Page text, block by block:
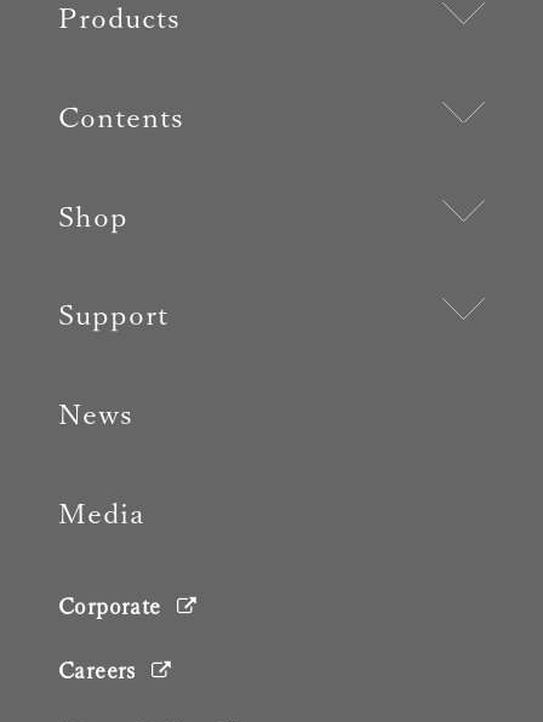
Products
Contents
Shop
Support
News
Media
Corporate
Careers